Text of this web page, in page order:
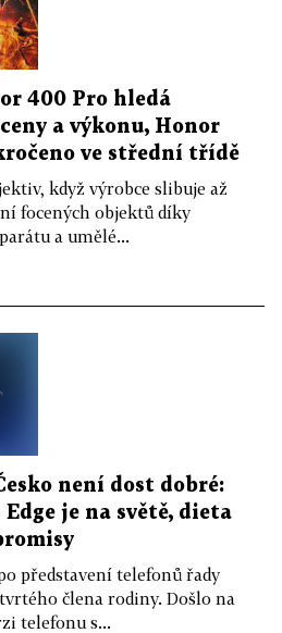
400 Pro hledá
a výkonu, Honor
ve střední třídě
když výrobce slibuje až
focených objektů díky
a umělé...
není dost dobré:
Edge je na světě, dieta
představení telefonů řady
člena rodiny. Došlo na
telefonu s...